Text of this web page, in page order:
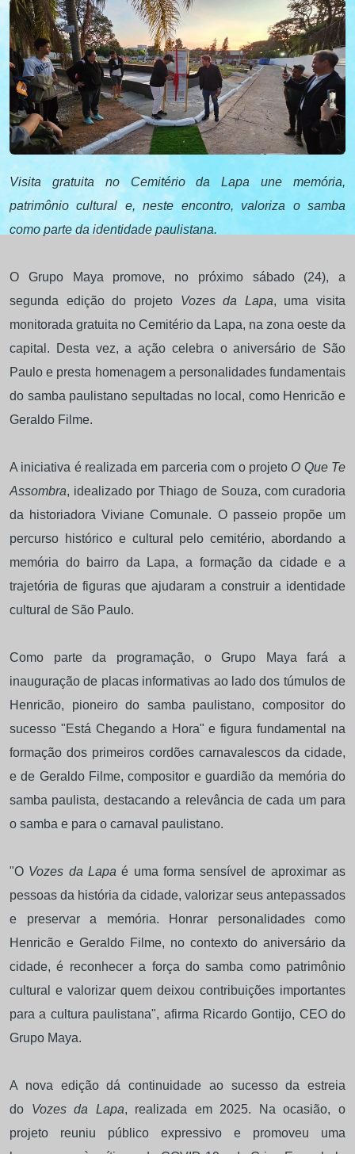
Visita gratuita no Cemitério da Lapa une memória,
patrimônio cultural e, neste encontro, valoriza o samba
como parte da identidade paulistana.
O Grupo Maya promove, no próximo sábado (24), a
segunda edição do projeto Vozes da Lapa, uma visita
monitorada gratuita no Cemitério da Lapa, na zona oeste da
capital. Desta vez, a ação celebra o aniversário de São
Paulo e presta homenagem a personalidades fundamentais
do samba paulistano sepultadas no local, como Henricão e
Geraldo Filme.
A iniciativa é realizada em parceria com o projeto O Que Te
Assombra, idealizado por Thiago de Souza, com curadoria
da historiadora Viviane Comunale. O passeio propõe um
percurso histórico e cultural pelo cemitério, abordando a
memória do bairro da Lapa, a formação da cidade e a
trajetória de figuras que ajudaram a construir a identidade
cultural de São Paulo.
Como parte da programação, o Grupo Maya fará a
inauguração de placas informativas ao lado dos túmulos de
Henricão, pioneiro do samba paulistano, compositor do
sucesso "Está Chegando a Hora" e figura fundamental na
formação dos primeiros cordões carnavalescos da cidade,
e de Geraldo Filme, compositor e guardião da memória do
samba paulista, destacando a relevância de cada um para
o samba e para o carnaval paulistano.
"O Vozes da Lapaé uma forma sensível de aproximar as
pessoas da história da cidade, valorizar seus antepassados
e preservar a memória. Honrar personalidades como
Henricão e Geraldo Filme, no contexto do aniversário da
cidade, é reconhecer a força do samba como patrimônio
cultural e valorizar quem deixou contribuições importantes
para a cultura paulistana", afirma Ricardo Gontijo, CEO do
Grupo Maya.
A nova edição dá continuidade ao sucesso da estreia
do Vozes da Lapa, realizada em 2025. Na ocasião, o
projeto reuniu público expressivo e promoveu uma